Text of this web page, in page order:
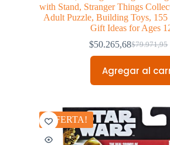
with Stand, Stranger Things
Adult Puzzle, Building Toys, 155
Gift Ideas for Ages
$79.971,95
$50.265,68
Agregar al
¡OFERTA!